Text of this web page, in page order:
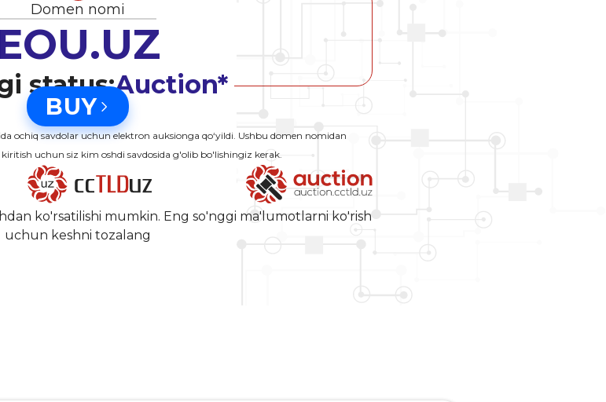
Domen nomi
EOU.UZ
status:Auction*
BUY
ochiq savdolar uchun elektron auksionga qo‘yildi. Ushbu domen nomidan
uchun siz kim oshdi savdosida g'olib bo'lishingiz kerak.
ko'rsatilishi mumkin. Eng so'nggi ma'lumotlarni ko'rish
uchun keshni tozalang